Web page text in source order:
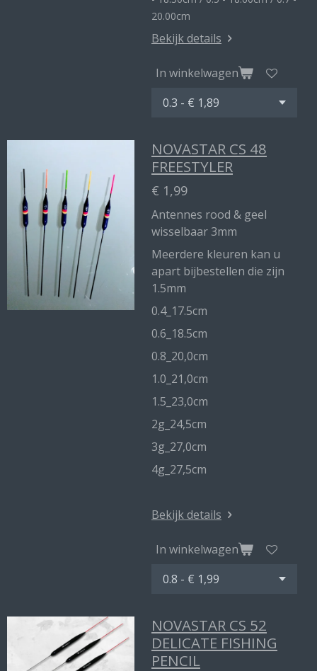
20.00cm
Bekijk details
In winkelwagen
NOVASTAR CS 48
FREESTYLER
€ 1,99
Antennes rood & geel
wisselbaar 3mm
Meerdere kleuren kan u
apart bijbestellen die zijn
1.5mm
0.4_17.5cm
0.6_18.5cm
0.8_20,0cm
1.0_21,0cm
1.5_23,0cm
2g_24,5cm
3g_27,0cm
4g_27,5cm
Bekijk details
In winkelwagen
NOVASTAR CS 52
DELICATE FISHING
PENCIL